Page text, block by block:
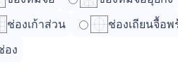
ช่องเก้าส่วน ช่องเถียนจื้อพ
อง